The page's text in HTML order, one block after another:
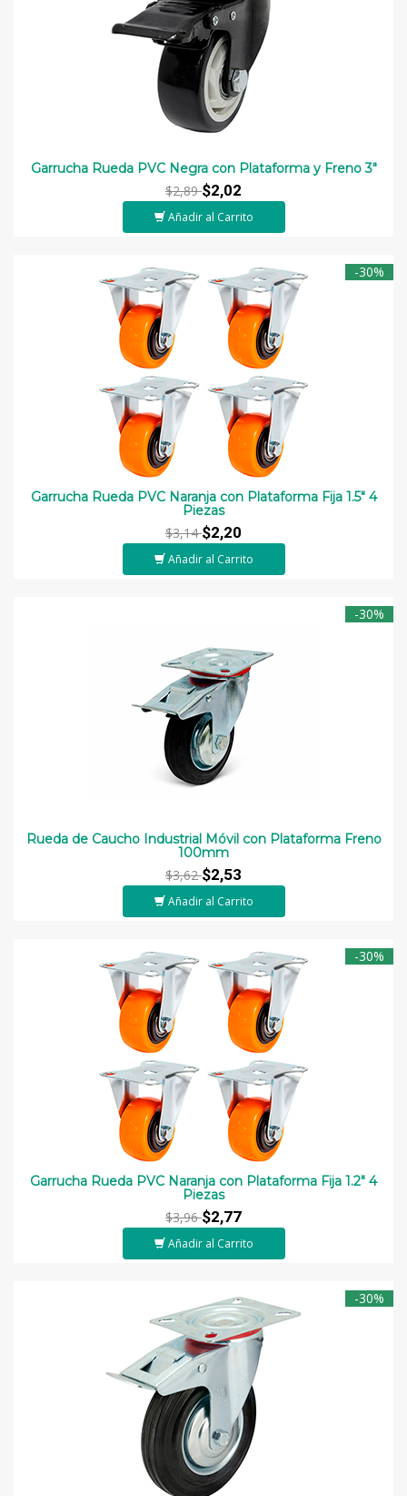
Garrucha Rueda PVC Negra con Plataforma y Freno 3"
$2,89$2,02
Añadir al Carrito
-30%
Garrucha Rueda PVC Naranja con Plataforma Fija 1.5" 4
Piezas
$3,14$2,20
Añadir al Carrito
-30%
Rueda de Caucho Industrial Móvil con Plataforma Freno
100mm
$3,62$2,53
Añadir al Carrito
-30%
Garrucha Rueda PVC Naranja con Plataforma Fija 1.2" 4
Piezas
$3,96$2,77
Añadir al Carrito
-30%